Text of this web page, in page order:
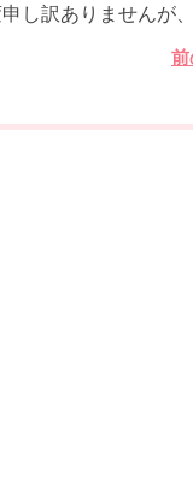
し訳ありませんが
前